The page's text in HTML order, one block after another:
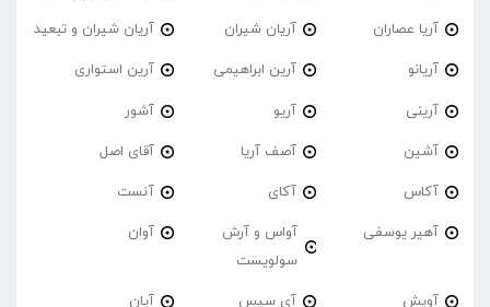
آریا عصاران آریان شیران آریان شیران و تبعید
آریانو آرین ابراهیمی آرین استواری
آرینی آریو آشور
آشین آصف آریا آقای اصل
آکاس آکای آنست
آهیر یوسفی
آواس و آرش
سولویست
آوان
آویش آی سیس آیان